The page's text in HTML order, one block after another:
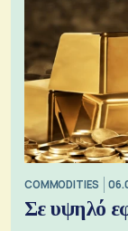
COMMODITIES
Σε υψηλό